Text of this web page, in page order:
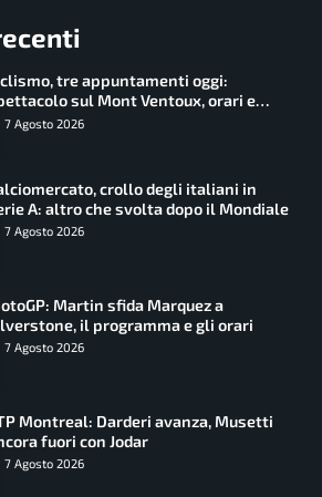
tre appuntamenti oggi:
sul Mont Ventoux, orari e
vederli
7 Agosto 2026
crollo degli italiani in
A: altro che svolta dopo il Mondiale
7 Agosto 2026
Martin sfida Marquez a
il programma e gli orari
7 Agosto 2026
Montreal: Darderi avanza, Musetti
fuori con Jodar
7 Agosto 2026